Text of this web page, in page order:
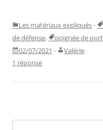
Les matériaux expliqués-
de défense, poignée de
02/07/2021 - Valérie.
1 réponse